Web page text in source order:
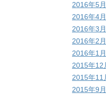
2016年5月
2016年4月
2016年3月
2016年2月
2016年1月
2015年12
2015年11
2015年9月